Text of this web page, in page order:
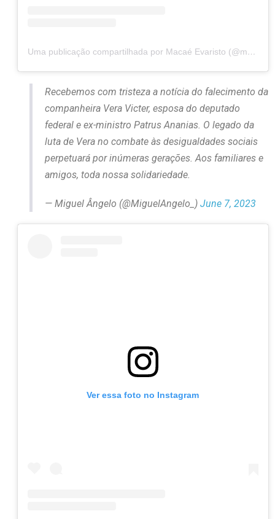
Uma publicação compartilhada por Macaé Evaristo (@macaeevaristo)
Recebemos com tristeza a notícia do falecimento da
companheira Vera Victer, esposa do deputado
federal e ex-ministro Patrus Ananias. O legado da
luta de Vera no combate às desigualdades sociais
perpetuará por inúmeras gerações. Aos familiares e
amigos, toda nossa solidariedade.
— Miguel Ângelo (@MiguelAngelo_) June 7, 2023
Ver essa foto no Instagram